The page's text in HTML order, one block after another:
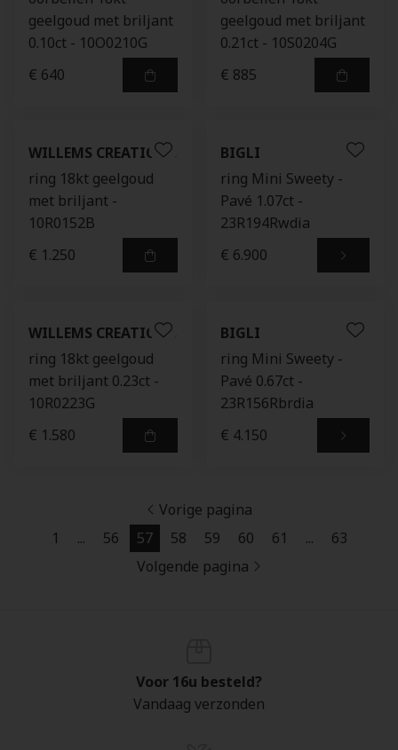
geelgoud met briljant
0.10ct - 10O0210G
€ 640
geelgoud met briljant
0.21ct - 10S0204G
€ 885
WILLEMS CREATIONS
ring 18kt geelgoud
met briljant -
10R0152B
€ 1.250
BIGLI
ring Mini Sweety -
Pavé 1.07ct -
23R194Rwdia
€ 6.900
WILLEMS CREATIONS
ring 18kt geelgoud
met briljant 0.23ct -
10R0223G
€ 1.580
BIGLI
ring Mini Sweety -
Pavé 0.67ct -
23R156Rbrdia
€ 4.150
Vorige pagina
1
... 56 57 58 59 60 61 ...
63
Volgende pagina
Voor 16u besteld?
Vandaag verzonden